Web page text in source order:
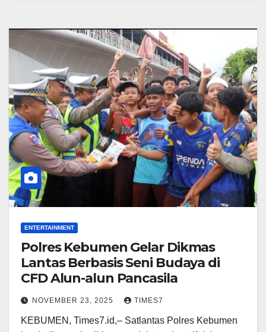
ENTERTAINMENT
Polres Kebumen Gelar Dikmas
Lantas Berbasis Seni Budaya di
CFD Alun-alun Pancasila
NOVEMBER 23, 2025 TIMES7
KEBUMEN, Times7.id,– Satlantas Polres Kebumen